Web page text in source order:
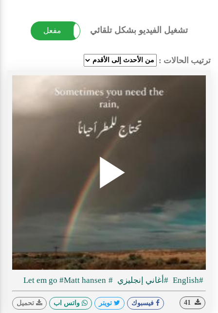
تشغيل الفيديو بشكل تلقائي مفعل غير مفعل
ترتيب الحالات :
Play
#English #أغاني إنجليزي #Let em go
#Matt hansen
فيسبوك تويتر واتس اب تحميل